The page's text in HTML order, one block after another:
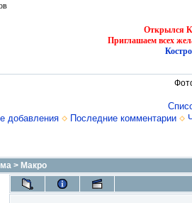
Открылся
Приглашаем всех
добавления
Последние комментарии
> Макро